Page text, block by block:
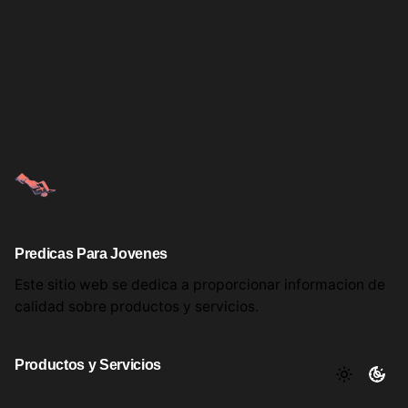
Predicas Para Jovenes
Este sitio web se dedica a proporcionar informacion de
calidad sobre productos y servicios.
Productos y Servicios